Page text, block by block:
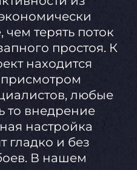
чем терять поток
простоя. К
находится
любые
то внедрение
настройка
гладко и без
В нашем